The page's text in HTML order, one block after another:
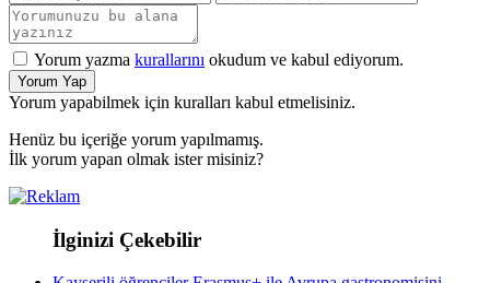
Yorum yazma kurallarını okudum ve kabul ediyorum.
Yorum Yap
Yorum yapabilmek için kuralları kabul etmelisiniz.
Henüz bu içeriğe yorum yapılmamış.
İlk yorum yapan olmak ister misiniz?
İlginizi Çekebilir